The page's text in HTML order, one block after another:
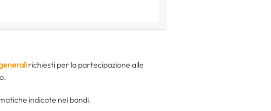
richiesti per la partecipazione alle
indicate nei bandi.